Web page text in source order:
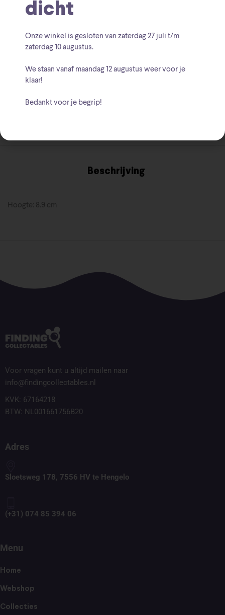
Categorieën:Funko Pop
Chewbacca
Star Wars
Beschrijving
Hoogte: 8.9 cm
Voor vragen kunt u altijd mailen naar
info@findingcollectables.nl
KVK: 67164218
BTW: NL001661756B20
Adres
Sloetsweg 178, 7556 HV te Hengelo
(+31) 074 85 394 06
Menu
Home
Webshop
Collecties
dicht
Onze winkel is gesloten van zaterdag27 juli t/m
zaterdag 10 augustus.
We staan vanaf maandag 12 augustus weer voor je
klaar!
Bedankt voor je begrip!